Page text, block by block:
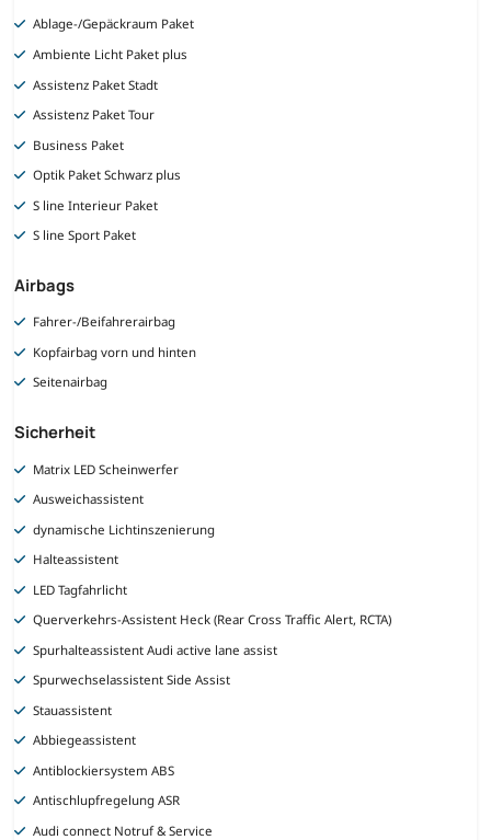
Ablage-/Gepäckraum Paket
Ambiente Licht Paket plus
Assistenz Paket Stadt
Assistenz Paket Tour
Business Paket
Optik Paket Schwarz plus
S line Interieur Paket
S line Sport Paket
Airbags
Fahrer-/Beifahrerairbag
Kopfairbag vorn und hinten
Seitenairbag
Sicherheit
Matrix LED Scheinwerfer
Ausweichassistent
dynamische Lichtinszenierung
Halteassistent
LED Tagfahrlicht
Querverkehrs-Assistent Heck (Rear Cross Traffic Alert, RCTA)
Spurhalteassistent Audi active lane assist
Spurwechselassistent Side Assist
Stauassistent
Abbiegeassistent
Antiblockiersystem ABS
Antischlupfregelung ASR
Audi connect Notruf & Service